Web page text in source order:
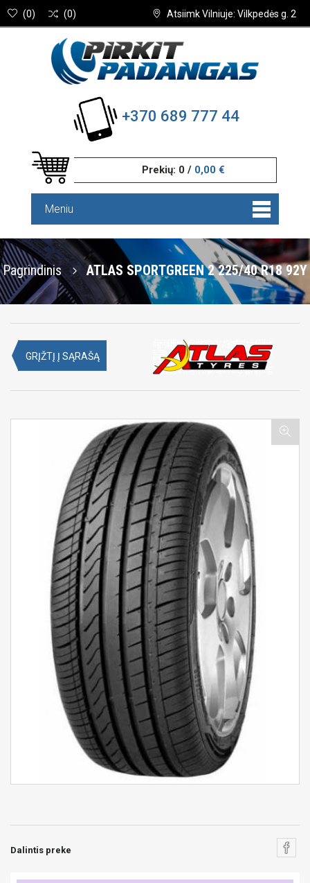
Atsiimk Vilniuje: Vilkpedės g. 2
(0) (0)
+370 689 777 44
Prekių: 0 / 0,00 €
Meniu
Pagrindinis ATLAS SPORTGREEN 2 225/40 R18 92Y
GRĮŽTĮ Į SĄRAŠĄ
Dalintis preke